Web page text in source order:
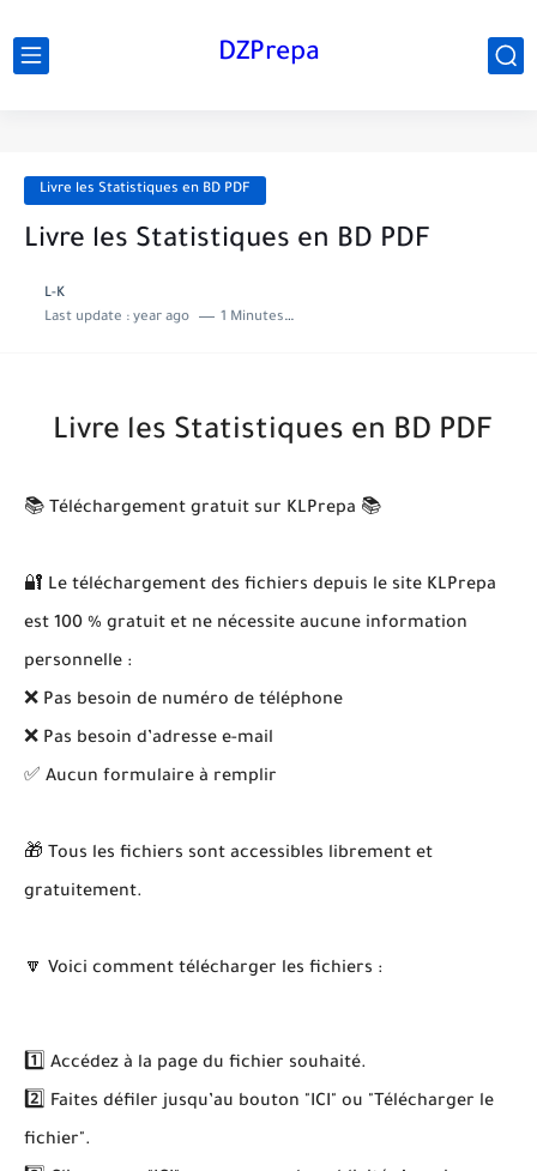
DZPrepa
Livre les Statistiques en BD PDF
Livre les Statistiques en BD PDF
L-K
Last update : year ago 1 Minutes to read
Livre les Statistiques en BD PDF
📚 Téléchargement gratuit sur KLPrepa 📚
🔐 Le téléchargement des fichiers depuis le site KLPrepa
est 100 % gratuit et ne nécessite aucune information
personnelle :
❌ Pas besoin de numéro de téléphone
❌ Pas besoin d’adresse e-mail
✅ Aucun formulaire à remplir
🎁 Tous les fichiers sont accessibles librement et
gratuitement.
🔽 Voici comment télécharger les fichiers :
1️⃣ Accédez à la page du fichier souhaité.
2️⃣ Faites défiler jusqu’au bouton "ICI" ou "Télécharger le
fichier".